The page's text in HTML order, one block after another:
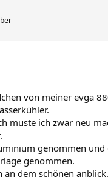
von meiner evga
muste ich zwar neu
genommen und
genommen.
an dem schönen anblick.